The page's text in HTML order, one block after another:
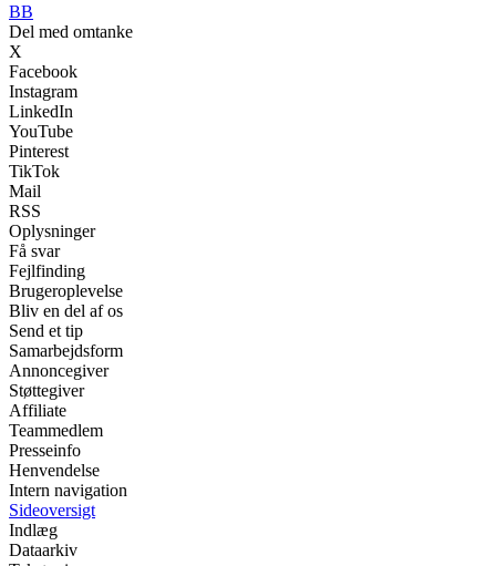
BB
Del med omtanke
X
Facebook
Instagram
LinkedIn
YouTube
Pinterest
TikTok
Mail
RSS
Oplysninger
Få svar
Fejlfinding
Brugeroplevelse
Bliv en del af os
Send et tip
Samarbejdsform
Annoncegiver
Støttegiver
Affiliate
Teammedlem
Presseinfo
Henvendelse
Intern navigation
Sideoversigt
Indlæg
Dataarkiv